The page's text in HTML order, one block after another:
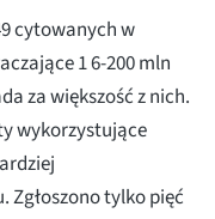
cytowanych w
1 6-200 mln
za większość z nich.
wykorzystujące
tylko pięć